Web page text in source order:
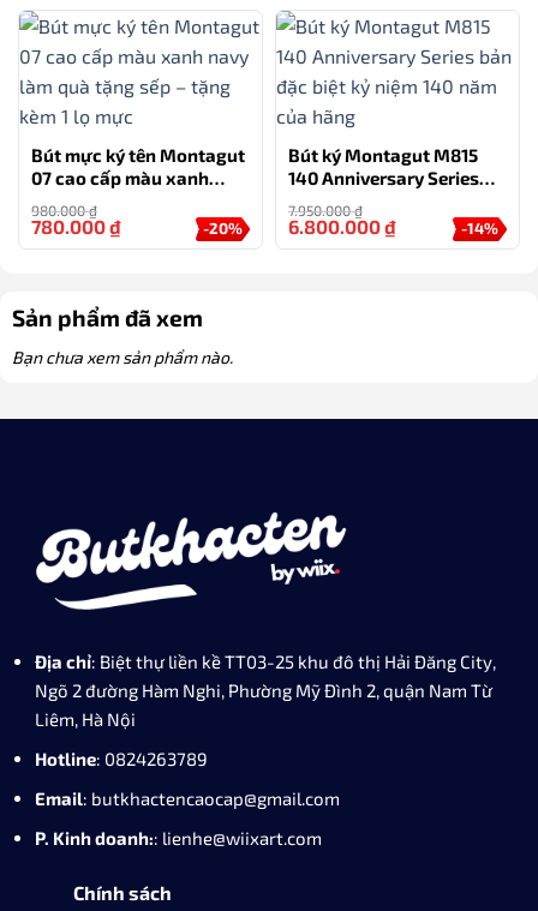
Bút mực ký tên Montagut
07 cao cấp màu xanh
navy làm quà tặng sếp –
tặng kèm 1 lọ mực
980.000₫
-20%
780.000₫
Bút ký Montagut M815
140 Anniversary Series
bản đặc biệt kỷ niệm 140
năm của hãng
7.950.000₫
-14%
6.800.000₫
Sản phẩm đã xem
Bạn chưa xem sản phẩm nào.
Địa chỉ: Biệt thự liền kề TT03-25 khu đô thị Hải Đăng City,
Ngõ 2 đường Hàm Nghi, Phường Mỹ Đình 2, quận Nam Từ
Liêm, Hà Nội
Hotline: 0824263789
Email: butkhactencaocap@gmail.com
P. Kinh doanh:: lienhe@wiixart.com
Chính sách